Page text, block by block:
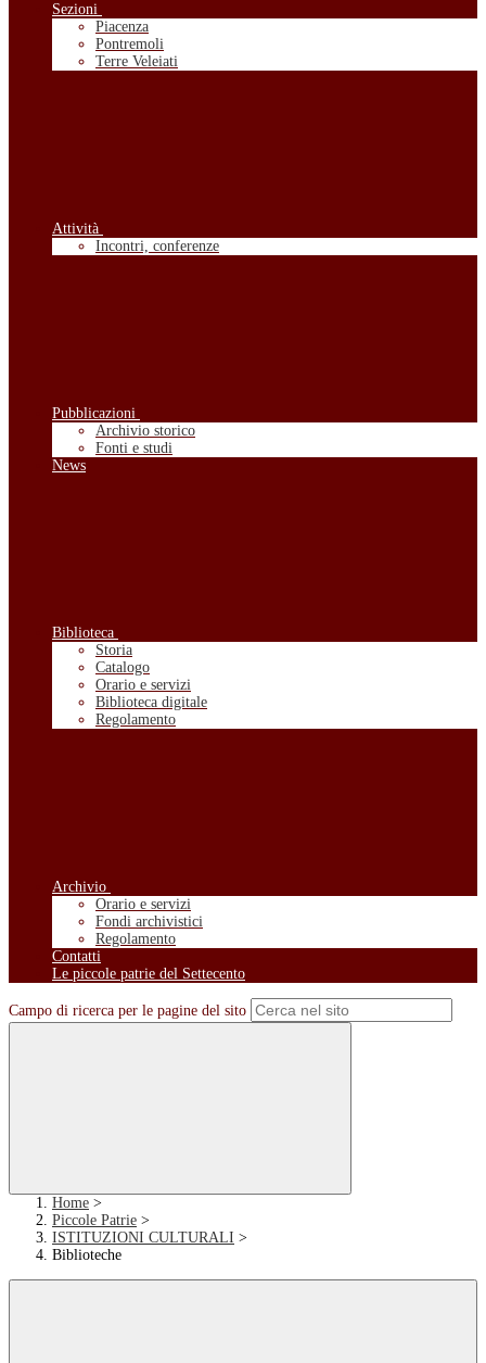
Sezioni
Piacenza
Pontremoli
Terre Veleiati
Attività
Incontri, conferenze
Pubblicazioni
Archivio storico
Fonti e studi
News
Biblioteca
Storia
Catalogo
Orario e servizi
Biblioteca digitale
Regolamento
Archivio
Orario e servizi
Fondi archivistici
Regolamento
Contatti
Le piccole patrie del Settecento
Campo di ricerca per le pagine del sito
Home >
Piccole Patrie >
ISTITUZIONI CULTURALI >
Biblioteche